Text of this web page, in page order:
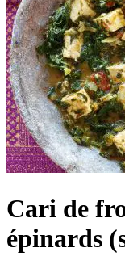
Cari de
épinards